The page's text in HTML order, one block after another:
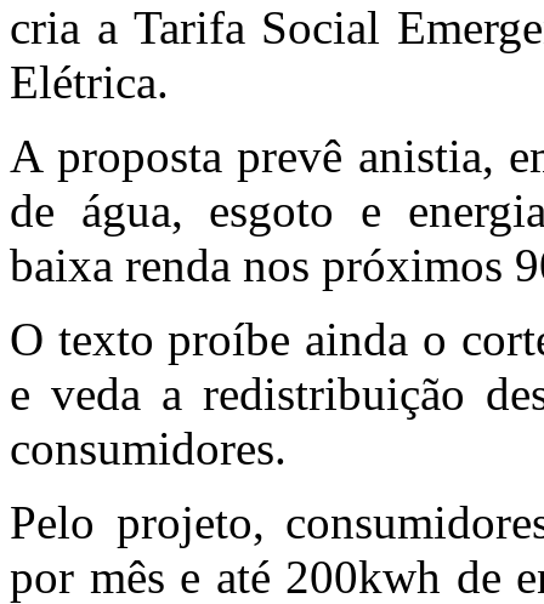
cria a Tarifa Social
Elétrica.
A proposta prevê anistia,
de água, esgoto e
baixa renda nos próximos
O texto proíbe ainda o
e veda a redistribuição
consumidores.
Pelo projeto,
por mês e até 200kwh de